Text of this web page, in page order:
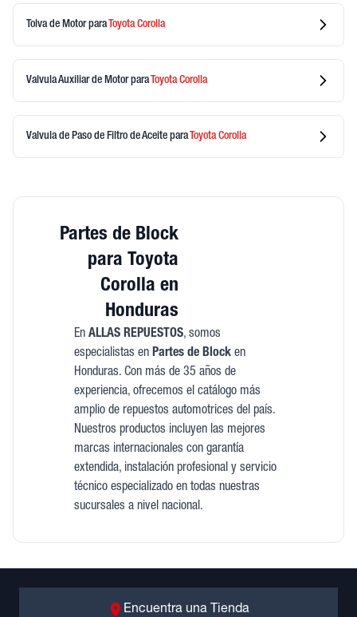
Tolva de MotorparaToyotaCorolla
Valvula Auxiliar de MotorparaToyotaCorolla
Valvula de Paso de Filtro de Aceite paraToyotaCorolla
Partes de Block
para Toyota
Corolla en
Honduras
En ALLAS REPUESTOS, somos
especialistas en Partes de Blocken
Honduras. Con más de 35 años de
experiencia, ofrecemos el catálogo más
amplio de repuestos automotrices del país.
Nuestros productos incluyen las mejores
marcas internacionales con garantía
extendida, instalación profesional y servicio
técnico especializado en todas nuestras
sucursales a nivel nacional.
Encuentra una Tienda